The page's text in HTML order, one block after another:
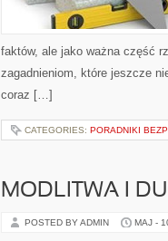
faktów, ale jako ważna część
zagadnieniom, które jeszcze
coraz […]
CATEGORIES: PORADNIKI
MODLITWA I
POSTED BY ADMIN MAJ -